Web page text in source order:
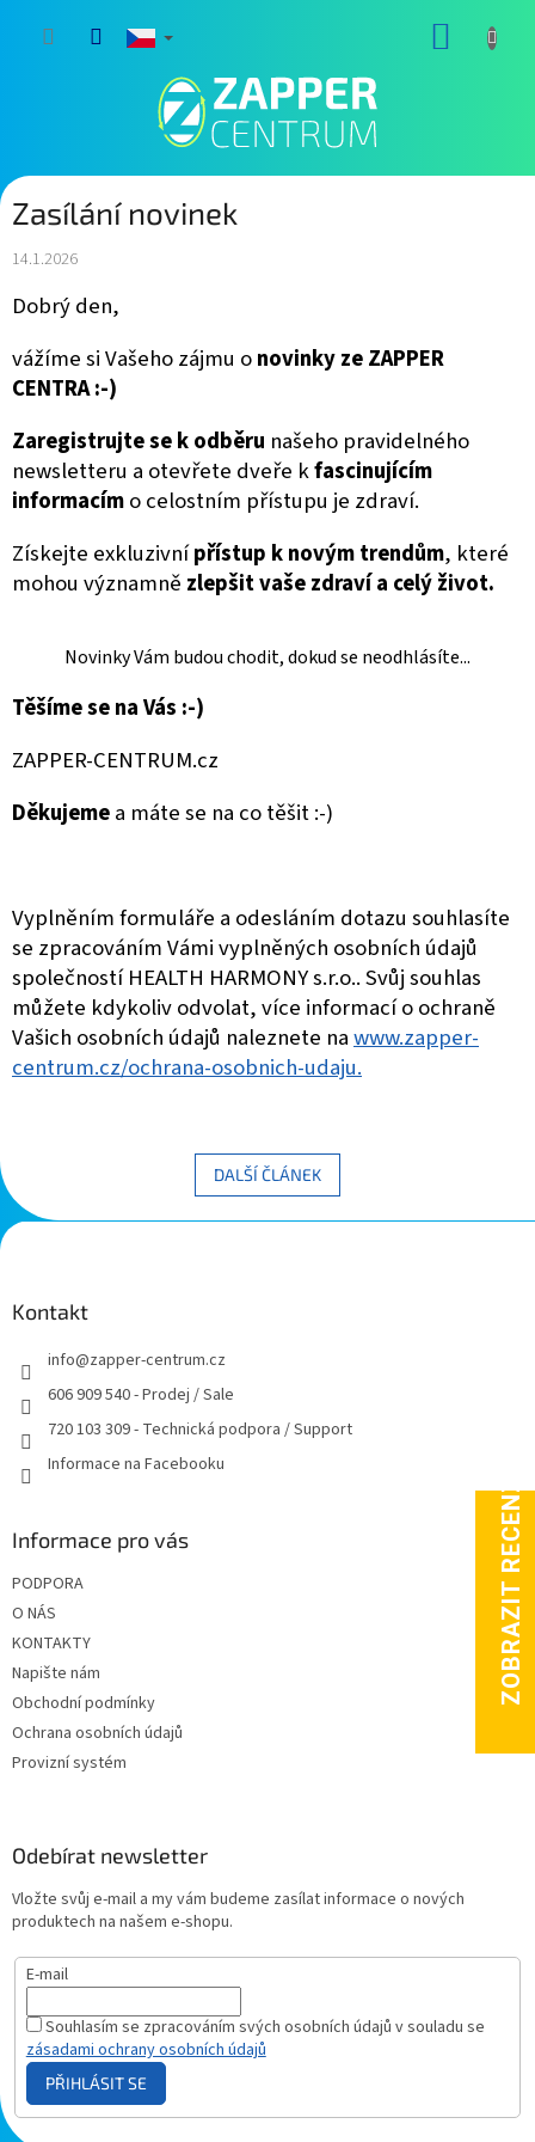
Zasílání novinek
14.1.2026
Dobrý den,
vážíme si Vašeho zájmu onovinkyze ZAPPER
CENTRA :-)
Zaregistrujte se k odběru našeho pravidelného
newsletteru a otevřete dveře kfascinujícím
informacímo celostním přístupu je zdraví.
Získejte exkluzivnípřístup k novým trendům, které
mohou významně zlepšit vaše zdraví a celý život.
Novinky Vám budou chodit, dokud se neodhlásíte...
Těšíme se na Vás :-)
ZAPPER-CENTRUM.cz
Děkujemea máte se na co těšit :-)
Vyplněním formuláře a odesláním dotazu souhlasíte
se zpracováním Vámi vyplněných osobních údajů
společností HEALTH HARMONY s.r.o.. Svůj souhlas
můžete kdykoliv odvolat, více informací o ochraně
Vašich osobních údajů naleznete nawww.zapper-
centrum.cz/ochrana-osobnich-udaju.
DALŠÍ ČLÁNEK
Z
á
Kontakt
info@zapper-centrum.cz
606 909 540 - Prodej / Sale
720 103 309 - Technická podpora / Support
Informace na Facebooku
Informace pro vás
PODPORA
O NÁS
KONTAKTY
Napište nám
Obchodní podmínky
Ochrana osobních údajů
Provizní systém
Odebírat newsletter
Vložte svůj e-mail a my vám budeme zasílat informace o nových
produktech na našem e-shopu.
E-mail
Souhlasím se zpracováním svých osobních údajů v souladu se
zásadami ochrany osobních údajů
PŘIHLÁSIT SE